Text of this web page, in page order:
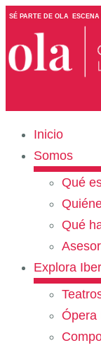
SÉ PARTE DE OLA
Inicio
Somos
Qué
Qué
Explora
Ópera